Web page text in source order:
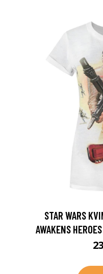
STAR WARS
AWAKENS